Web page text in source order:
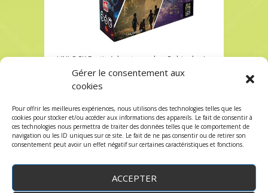
Gérer le consentement aux
cookies
Pour offrir les meilleures expériences, nous utilisons des technologies telles que les
cookies pour stocker et/ou accéder aux informations des appareils. Le fait de consentir à
ces technologies nous permettra de traiter des données telles que le comportement de
navigation ou les ID uniques sur ce site. Le fait de ne pas consentir ou de retirer son
consentement peut avoir un effet négatif sur certaines caractéristiques et fonctions.
ACCEPTER
UNLOCK Exotic Adventures chez Robin des Jeux
Paris
UNLOCK Exotic Adventures chez Robin des Jeux
Les commentaires et les trackbacks sont
fermés.